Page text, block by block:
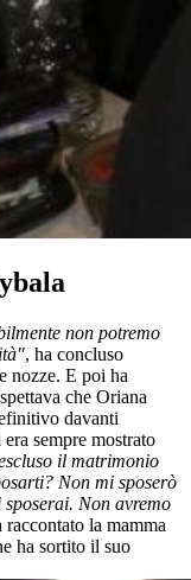
non potremo
, ha concluso
nozze. E poi ha
che Oriana
davanti
sempre mostrato
il matrimonio
Non mi sposerò
Non avremo
raccontato la mamma
ha sortito il suo